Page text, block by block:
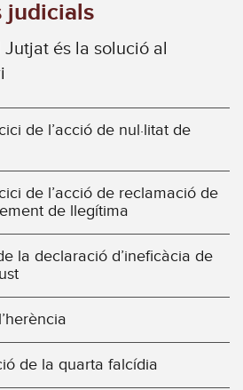
judicials
és la solució al
de l’acció de nul·litat de
de l’acció de reclamació de
de llegítima
la declaració d’ineficàcia de
de la quarta falcídia